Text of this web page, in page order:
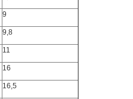
9
9,8
11
16
16,5